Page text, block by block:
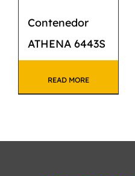
Contenedor
ATHENA 6443S
READ MORE